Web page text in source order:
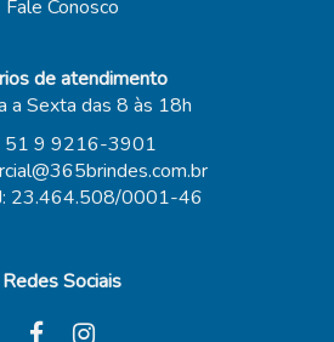
Fale Conosco
de atendimento
a Sexta das 8 às 18h
51 9 9216-3901
23.464.508/0001-46
Redes Sociais